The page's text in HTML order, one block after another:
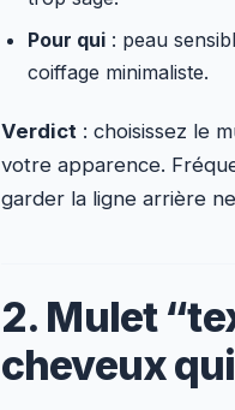
Pour qui: peau
coiffage minimaliste.
Verdict : choisissez le
votre apparence.
garder la ligne arrière
2. Mulet
cheveux